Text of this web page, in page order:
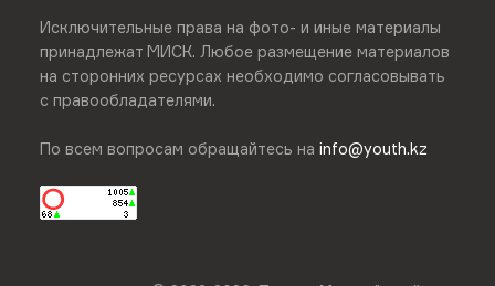
Исключительные права на фото- и иные материалы
принадлежат МИСК. Любое размещение материалов
на сторонних ресурсах необходимо согласовывать
с правообладателями.
По всем вопросам обращайтесь на info@youth.kz